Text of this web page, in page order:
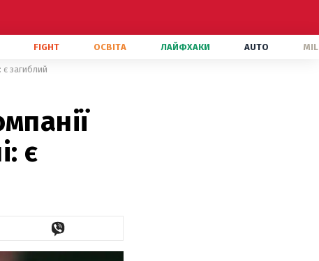
FIGHT ОСВІТА ЛАЙФХАКИ AUTO
є загиблий
є